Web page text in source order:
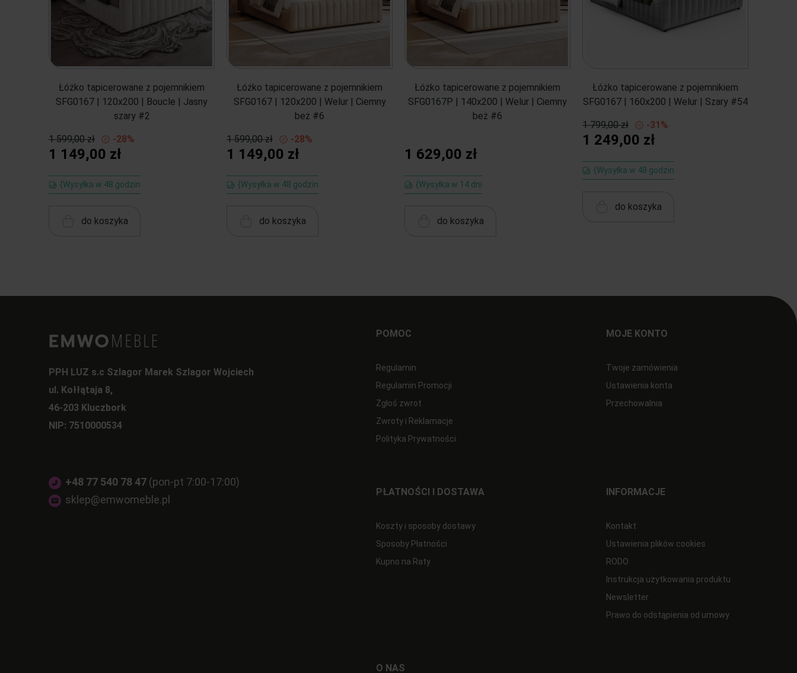
Łóżko tapicerowane z pojemnikiem
SFG0167 | 120x200 | Boucle | Jasny
szary #2
1 599,00 zł -28%
1 149,00 zł
{Wysyłka w 48 godzin
do koszyka
Łóżko tapicerowane z pojemnikiem
SFG0167 | 120x200 | Welur | Ciemny
beż #6
1 599,00 zł -28%
1 149,00 zł
{Wysyłka w 48 godzin
do koszyka
Łóżko tapicerowane z pojemnikiem
SFG0167P | 140x200 | Welur | Ciemny
beż #6
1 629,00 zł
{Wysyłka w 14 dni
do koszyka
Łóżko tapicerowane z pojemnikiem
SFG0167 | 160x200 | Welur | Szary #54
1 799,00 zł -31%
1 249,00 zł
{Wysyłka w 48 godzin
do koszyka
PPH LUZ s.c Szlagor Marek Szlagor Wojciech
ul. Kołłątaja 8,
46-203 Kluczbork
NIP: 7510000534
+48 77 540 78 47 (pon-pt 7:00-17:00)
sklep@emwomeble.pl
POMOC
Regulamin
Regulamin Promocji
Zgłoś zwrot
Zwroty i Reklamacje
Polityka Prywatności
MOJE KONTO
Twoje zamówienia
Ustawienia konta
Przechowalnia
PŁATNOŚCI I DOSTAWA
Koszty i sposoby dostawy
Sposoby Płatności
Kupno na Raty
INFORMACJE
Kontakt
Ustawienia plików cookies
RODO
Instrukcja użytkowania produktu
Newsletter
Prawo do odstąpienia od umowy
O NAS